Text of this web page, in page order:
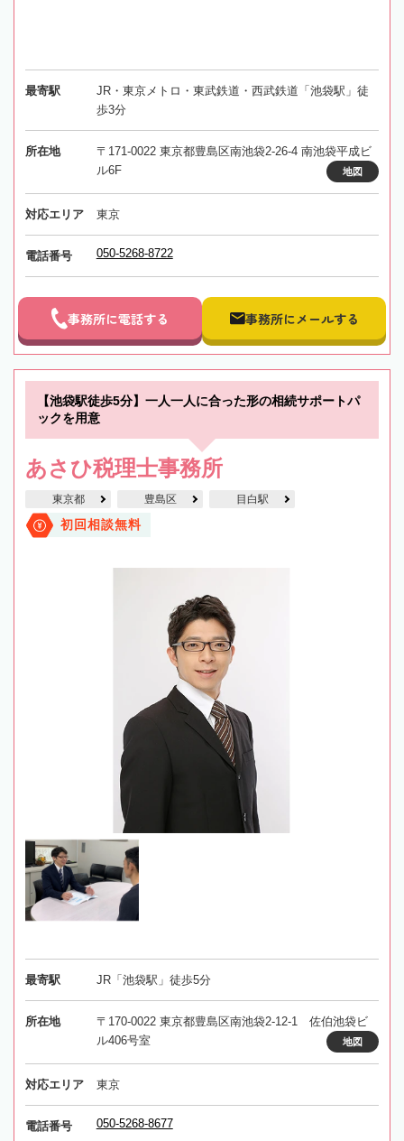
最寄駅
JR・東京メトロ・東武鉄道・西武鉄道「池袋駅」徒
歩3分
所在地
〒171-0022 東京都豊島区南池袋2-26-4 南池袋平成ビ
ル6F
地図
対応エリア 東京
電話番号 050-5268-8722
事務所に電話する 事務所にメールする
【池袋駅徒歩5分】一人一人に合った形の相続サポートパ
ックを用意
あさひ税理士事務所
東京都 豊島区 目白駅
初回相談無料
最寄駅 JR「池袋駅」徒歩5分
所在地
〒170-0022 東京都豊島区南池袋2-12-1 佐伯池袋ビ
ル406号室
地図
対応エリア 東京
電話番号 050-5268-8677